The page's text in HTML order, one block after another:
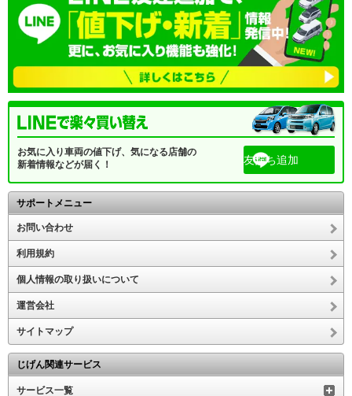
お気に入り車両の値下げ、気になる店舗の
新着情報などが届く！
友だち追加
サポートメニュー
お問い合わせ
利用規約
個人情報の取り扱いについて
運営会社
サイトマップ
じげん関連サービス
サービス一覧